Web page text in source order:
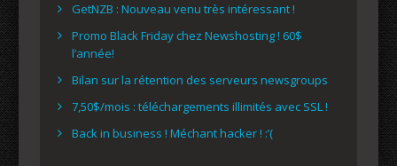
GetNZB : Nouveau venu très intéressant !
Promo Black Friday chez Newshosting ! 60$
l’année!
Bilan sur la rétention des serveurs newsgroups
7,50$/mois : téléchargements illimités avec SSL !
Back in business ! Méchant hacker ! :’(